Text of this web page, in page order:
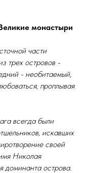
монастыри
части
трех островов -
- необитаемый,
проплывая
всегда были
искавших
своей
Николая
доминанта острова.